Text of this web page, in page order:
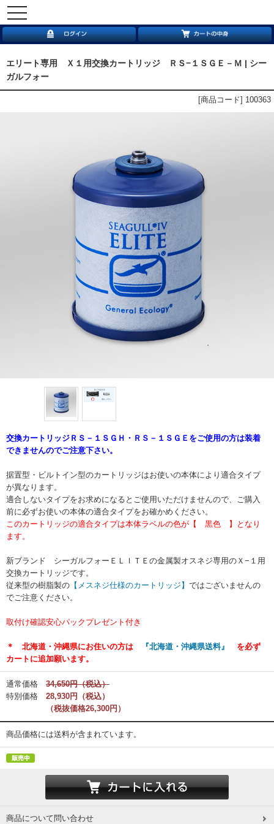
toggle
navigation
エリート専用 Ｘ１用交換カートリッジ ＲＳ−１ＳＧＥ－Ｍ | シー
ガルフォー
[商品コード] 100363
交換カートリッジＲＳ－１ＳＧＨ・ＲＳ－１ＳＧＥをご使用の方は装着
できませんのでご注意下さい。
据置型・ビルトイン型のカートリッジはお使いの本体により適合タイプ
が異なります。
適合しないタイプをお求めになるとご使用いただけませんので、ご購入
前に必ずお使いの本体の適合タイプをお確かめください。
このカートリッジの適合タイプは本体ラベルの色が【 黒色 】となり
ます。
新ブランド シーガルフォーＥＬＩＴＥの金属製オスネジ専用のＸ−１用
交換カートリッジです。
従来型の樹脂製の 【メスネジ仕様のカートリッジ】 ではございませんの
でご注意ください。
取付け確認安心パックプレゼント付き
＊ 北海道・沖縄県にお住いの方は 『北海道・沖縄県送料』 を必ず
カートに追加願います。
通常価格
34,650円（税込）
特別価格
28,930円（税込）
（税抜価格26,300円）
商品価格には送料が含まれています。
商品について問い合わせ